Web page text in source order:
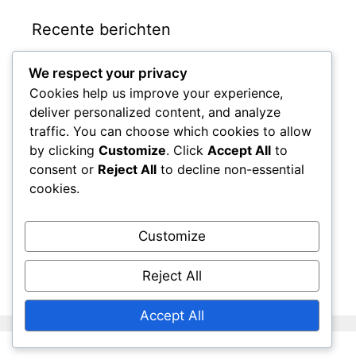
Recente berichten
Scott Brown: Vroege invloeden,
Jeugdontwikkeling, Persoonlijk leven
Scott Brown: Impact op de Schotse
teamcultuur, Leiderschapslegacy, Invloed
David Marshall: Uitzonderlijke prestaties,
Belangrijke reddingen, Carrièrehoogtepunten
Clubtrofeeën, Interlandcaps
Graeme Souness: Vroeg leven, Jeugdclubs,
Invloeden van het gezin
We respect your privacy
Cookies help us improve your experience,
deliver personalized content, and analyze
traffic. You can choose which cookies to allow
by clicking Customize. Click Accept All to
consent or Reject All to decline non-essential
cookies.
Customize
Reject All
Accept All